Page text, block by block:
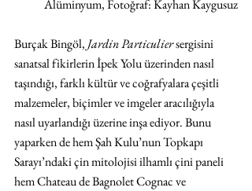
Alüminyum, Fotoğraf: Kayhan Kaygusuz
Burçak Bingöl, Jardin Particulier sergisini
sanatsal fikirlerin İpek Yolu üzerinden nasıl
taşındığı, farklı kültür ve coğrafyalara çeşitli
malzemeler, biçimler ve imgeler aracılığıyla
nasıl uyarlandığı üzerine inşa ediyor. Bunu
yaparken de hem Şah Kulu’nun Topkapı
Sarayı’ndaki çin mitolojisi ilhamlı çini paneli
hem Chateau de Bagnolet Cognac ve